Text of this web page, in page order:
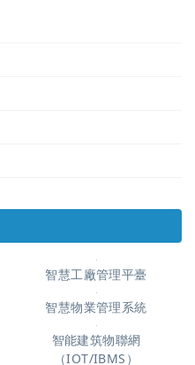
智慧工廠管理平臺
智慧物業管理系統
智能建筑物聯網
（IOT/IBMS）